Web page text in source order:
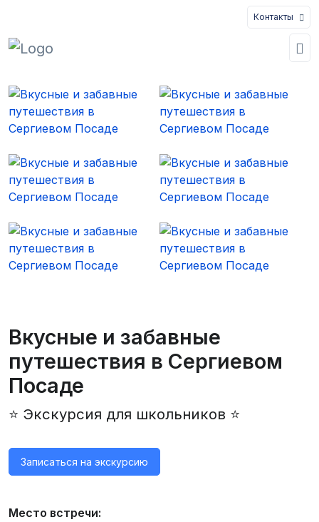
Контакты
Вкусные и забавные
путешествия в Сергиевом
Посаде
⭐ Экскурсия для школьников ⭐
Записаться на экскурсию
Место встречи: